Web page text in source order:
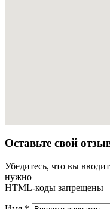
Оставьте свой
Убедитесь, что вы
нужно
HTML-коды запрещены